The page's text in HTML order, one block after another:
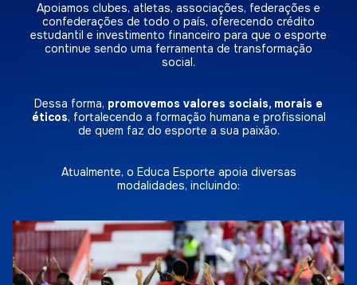
Apoiamos clubes, atletas, associações, federações e
confederações de todo o país, oferecendo crédito
estudantil e investimento financeiro para que o esporte
continue sendo uma ferramenta de transformação
social.
Dessa forma, promovemos valores sociais, morais e
éticos, fortalecendo a formação humana e profissional
de quem faz do esporte a sua paixão.
Atualmente, o Educa Esporte apoia diversas
modalidades, incluindo: